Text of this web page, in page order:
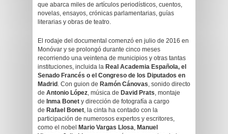
que abarca miles de artículos periodísticos, cuentos,
novelas, ensayos, crónicas parlamentarias, guías
literarias y obras de teatro.
El rodaje del documental comenzó en julio de 2016 en
Monóvar y se prolongó durante cinco meses
recorriendo una veintena de municipios y otras tantas
instituciones, incluida la Real Academia Española, el
Senado Francés o el Congreso de los Diputados en
Madrid . Con guion de Ramón Cánovas, sonido directo
de Antonio López, música de David Prats, montaje
de Inma Bonet y dirección de fotografía a cargo
de Rafael Bonet, la cinta ha contado con la
participación de numerosos expertos y escritores,
como el nobel
Mario Vargas Llosa, Manuel